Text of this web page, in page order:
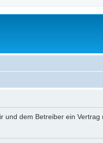
und dem Betreiber ein